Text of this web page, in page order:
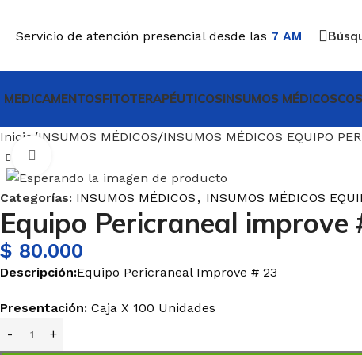
Servicio de atención presencial desde las 7 AM
MEDICAMENTOSFITOTERAPÉUTICOSINSUMOS MÉDICOS
Inicio INSUMOS MÉDICOS INSUMOS MÉDICOS EQUIPO
Categorías: INSUMOS MÉDICOS , INSUMOS MÉDICOS
Equipo Pericraneal improve
$ 80.000
Descripción:Equipo Pericraneal Improve # 23
Presentación: Caja X 100 Unidades